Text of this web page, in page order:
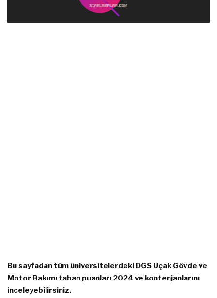
Bu sayfadan tüm üniversitelerdeki DGS Uçak Gövde ve
Motor Bakımı taban puanları 2024 ve kontenjanlarını
inceleyebilirsiniz.